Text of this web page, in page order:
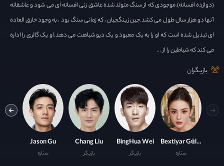
(دوازده افسانه).موجودی که از سنگ متولد شده عاشق زنی افسانه ای می شود و عاشقانه
آنها دو هزار سال طول می کشد.جین زینگجیان ، که زمانی سنگ بود ، به وجود خارق العاده
ای تبدیل شده است که او را به یک معبود و یک دیو شباهت می دهد.او یک گالری را اداره
می کند که شیاطین را از ...
بازیگران
Bextiyar Gülnezer
ستاره
BingHua Wei
بازیگر
Chang Liu
بازیگر
Jason Gu
ستاره